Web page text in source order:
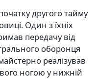
другого тайму
Один з їхніх
передачу від
оборонця
реалізував
ногою у нижній